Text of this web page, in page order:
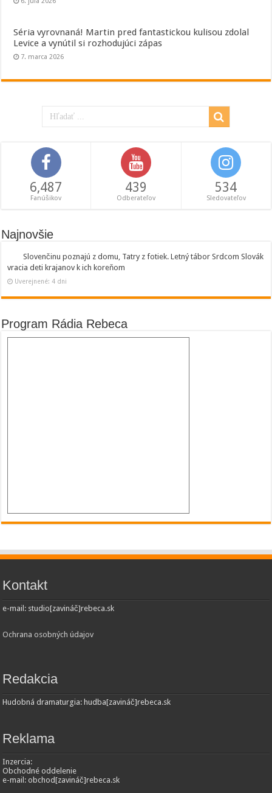
Séria vyrovnaná! Martin pred fantastickou kulisou zdolal
Levice a vynútil si rozhodujúci zápas
7. marca 2026
6,487
Fanúšikov
439
Odberateľov
534
Sledovateľov
Najnovšie
Slovenčinu poznajú z domu, Tatry z fotiek. Letný tábor Srdcom Slovák
vracia deti krajanov k ich koreňom
Uverejnené: 4 dni
Program Rádia Rebeca
Kontakt
e-mail: studio[zavináč]rebeca.sk
Ochrana osobných údajov
Redakcia
Hudobná dramaturgia: hudba[zavináč]rebeca.sk
Reklama
Inzercia:
Obchodné oddelenie
e-mail: obchod[zavináč]rebeca.sk